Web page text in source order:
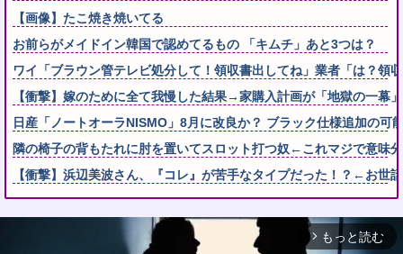
【画像】たこ焼き焼いてる
お前らがメイドイン韓国で認めてるもの 「キムチ」あと3つは？
ワイ「ブラウン管テレビ処分して！領収書出してね」業者「は？
【衝撃】嫁のために全て我慢した結果→家購入計画が「地獄の一幕
日産「ノートオーラNISMO」8月に改良か？ ブラック仕様追加の可
隣の椅子の背もたれに肘を置いてスロット打つ奴←これマジで意味
【衝撃】浜辺美波さん、『コレ』が苦手なタイプだった！？←お
arrow_forward_ios もっと読む